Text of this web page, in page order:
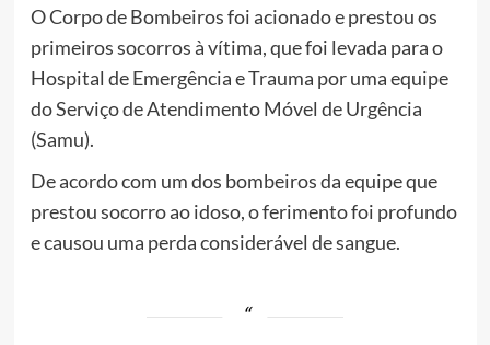
O Corpo de Bombeiros foi acionado e prestou os
primeiros socorros à vítima, que foi levada para o
Hospital de Emergência e Trauma por uma equipe
do Serviço de Atendimento Móvel de Urgência
(Samu).
De acordo com um dos bombeiros da equipe que
prestou socorro ao idoso, o ferimento foi profundo
e causou uma perda considerável de sangue.